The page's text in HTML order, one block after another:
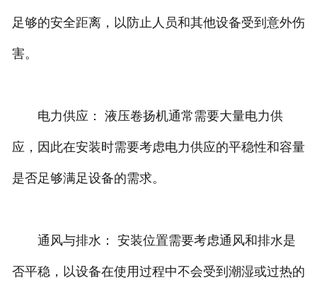
足够的安全距离，以防止人员和其他设备受到意外伤
害。
电力供应： 液压卷扬机通常需要大量电力供
应，因此在安装时需要考虑电力供应的平稳性和容量
是否足够满足设备的需求。
通风与排水： 安装位置需要考虑通风和排水是
否平稳，以设备在使用过程中不会受到潮湿或过热的